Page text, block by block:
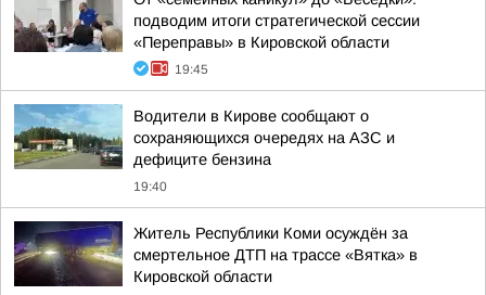
подводим итоги стратегической сессии
«Переправы» в Кировской области
19:45
Водители в Кирове сообщают о
сохраняющихся очередях на АЗС и
дефиците бензина
19:40
Житель Республики Коми осуждён за
смертельное ДТП на трассе «Вятка» в
Кировской области